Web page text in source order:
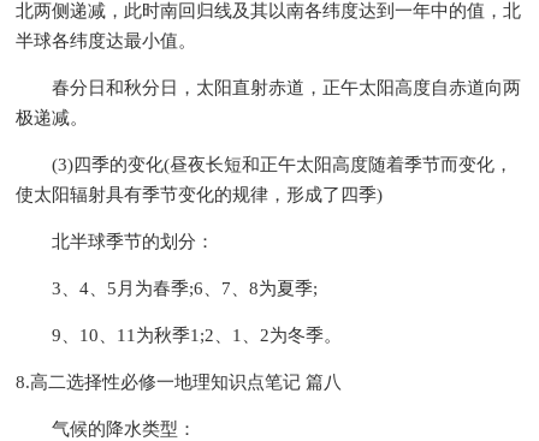
北两侧递减，此时南回归线及其以南各纬度达到一年中的值，北
半球各纬度达最小值。
春分日和秋分日，太阳直射赤道，正午太阳高度自赤道向两
极递减。
(3)四季的变化(昼夜长短和正午太阳高度随着季节而变化，
使太阳辐射具有季节变化的规律，形成了四季)
北半球季节的划分：
3、4、5月为春季;6、7、8为夏季;
9、10、11为秋季1;2、1、2为冬季。
8.高二选择性必修一地理知识点笔记 篇八
气候的降水类型：